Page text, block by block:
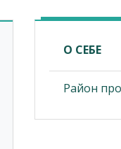
О СЕБЕ
Район